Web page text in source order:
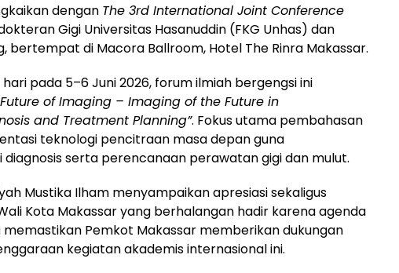
dengan The 3rd International Joint Conference
Gigi Universitas Hasanuddin (FKG Unhas) dan
bertempat di Macora Ballroom, Hotel The Rinra Makassar.
pada 5–6 Juni 2026, forum ilmiah bergengsi ini
Future of Imaging – Imaging of the Future in
and Treatment Planning”. Fokus utama pembahasan
teknologi pencitraan masa depan guna
serta perencanaan perawatan gigi dan mulut.
Mustika Ilham menyampaikan apresiasi sekaligus
Kota Makassar yang berhalangan hadir karena agenda
memastikan Pemkot Makassar memberikan dukungan
kegiatan akademis internasional ini.